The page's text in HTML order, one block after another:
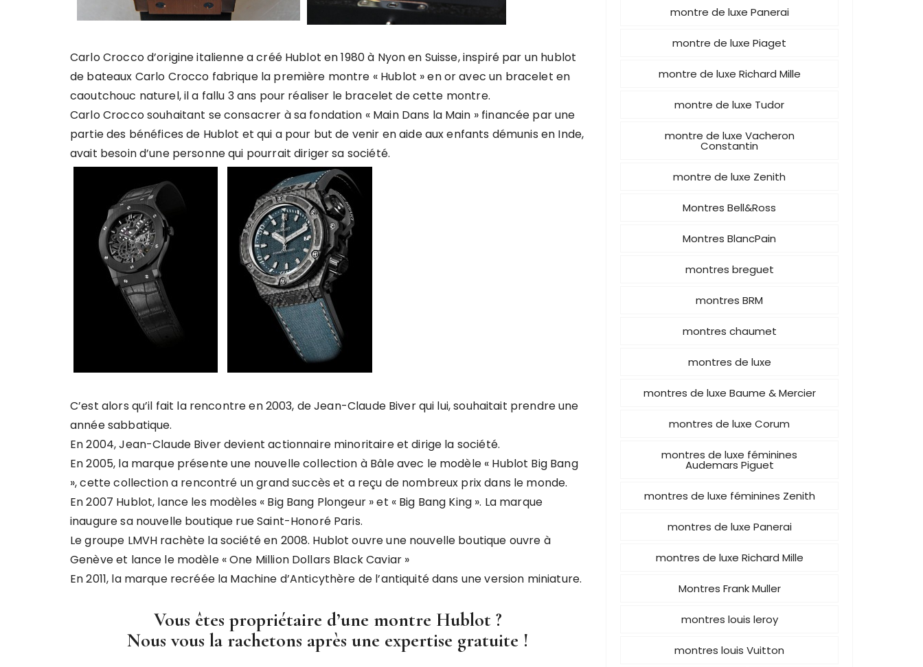
Carlo Crocco d’origine italienne a créé Hublot en 1980 à Nyon en Suisse, inspiré par un hublot
de bateaux Carlo Crocco fabrique la première montre « Hublot » en or avec un bracelet en
caoutchouc naturel, il a fallu 3 ans pour réaliser le bracelet de cette montre.
Carlo Crocco souhaitant se consacrer à sa fondation « Main Dans la Main » financée par une
partie des bénéfices de Hublot et qui a pour but de venir en aide aux enfants démunis en Inde,
avait besoin d’une personne qui pourrait diriger sa société.
C’est alors qu’il fait la rencontre en 2003, de Jean-Claude Biver qui lui, souhaitait prendre une
année sabbatique.
En 2004, Jean-Claude Biver devient actionnaire minoritaire et dirige la société.
En 2005, la marque présente une nouvelle collection à Bâle avec le modèle « Hublot Big Bang
», cette collection a rencontré un grand succès et a reçu de nombreux prix dans le monde.
En 2007 Hublot, lance les modèles « Big Bang Plongeur » et « Big Bang King ». La marque
inaugure sa nouvelle boutique rue Saint-Honoré Paris.
Le groupe LMVH rachète la société en 2008. Hublot ouvre une nouvelle boutique ouvre à
Genève et lance le modèle « One Million Dollars Black Caviar »
En 2011, la marque recréée la Machine d’Anticythère de l’antiquité dans une version miniature.
Vous êtes propriétaire d’une montre Hublot ?
Nous vous la rachetons après une expertise gratuite !
montre de luxe Panerai
montre de luxe Piaget
montre de luxe Richard Mille
montre de luxe Tudor
montre de luxe Vacheron
Constantin
montre de luxe Zenith
Montres Bell&Ross
Montres BlancPain
montres breguet
montres BRM
montres chaumet
montres de luxe
montres de luxe Baume & Mercier
montres de luxe Corum
montres de luxe féminines
Audemars Piguet
montres de luxe féminines Zenith
montres de luxe Panerai
montres de luxe Richard Mille
Montres Frank Muller
montres louis leroy
montres louis Vuitton